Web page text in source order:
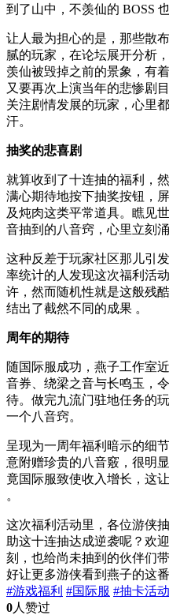
到了山中，不羡仙的 BOSS
让人最为担心的是，那些散
腻的玩家，在论坛展开分析
羡仙被毁掉之前的景象，有
又要再次上演当年的悲惨剧
关注剧情发展的玩家，心里
汗。
抽奖的悲喜剧
就算收到了十连抽的福利，
满心期待地按下抽奖按钮，
及炖肉这类平常道具。瞧见
音抽到的八音窍，心里立刻涌
这种反差于玩家社区那儿引
率统计的人发现这次福利活
许，然而随机性就是这般残
结出了截然不同的成果 。
周年的期待
随国际服成功，燕子工作室
音券、绕梁之音与长鸣玉，
待。做完九流门驻地任务的
一个八音窍。
呈现为一周年福利暗示的细
意附赠珍贵的八音竅，很明
竟国际服致使收入增长，这
。
这次福利活动里，各位游侠
助这十连抽达成逆袭呢？欢
刻，也给尚未抽到的伙伴们
好让更多游侠看到燕子的这番
#游戏福利 #国际服 #抽卡活动
0人赞过